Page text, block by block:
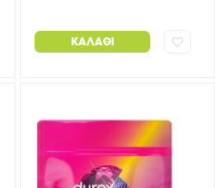
ΚΑΛΆΘΙ